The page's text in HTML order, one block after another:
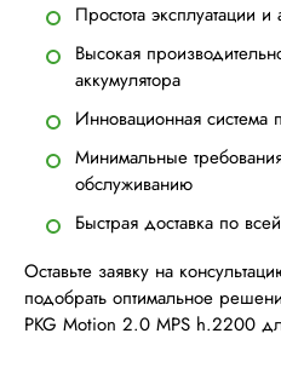
Простота эксплуатации
Высокая
аккумулятора
Инновационная система
Минимальные
обслуживанию
Быстрая доставка по
Оставьте заявку на
подобрать оптимальное
PKG Motion 2.0 MPS h.2200